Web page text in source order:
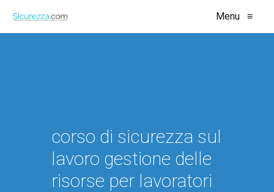
Menu ≡
corso di sicurezza sul
lavoro gestione delle
risorse per lavoratori